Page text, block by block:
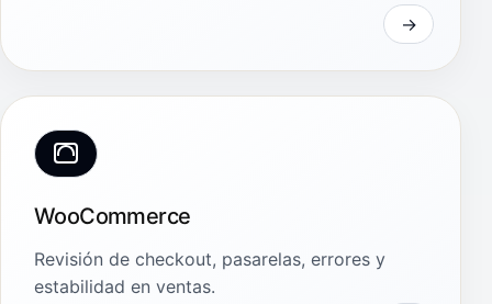
WooCommerce
Revisión de checkout, pasarelas, errores y
estabilidad en ventas.